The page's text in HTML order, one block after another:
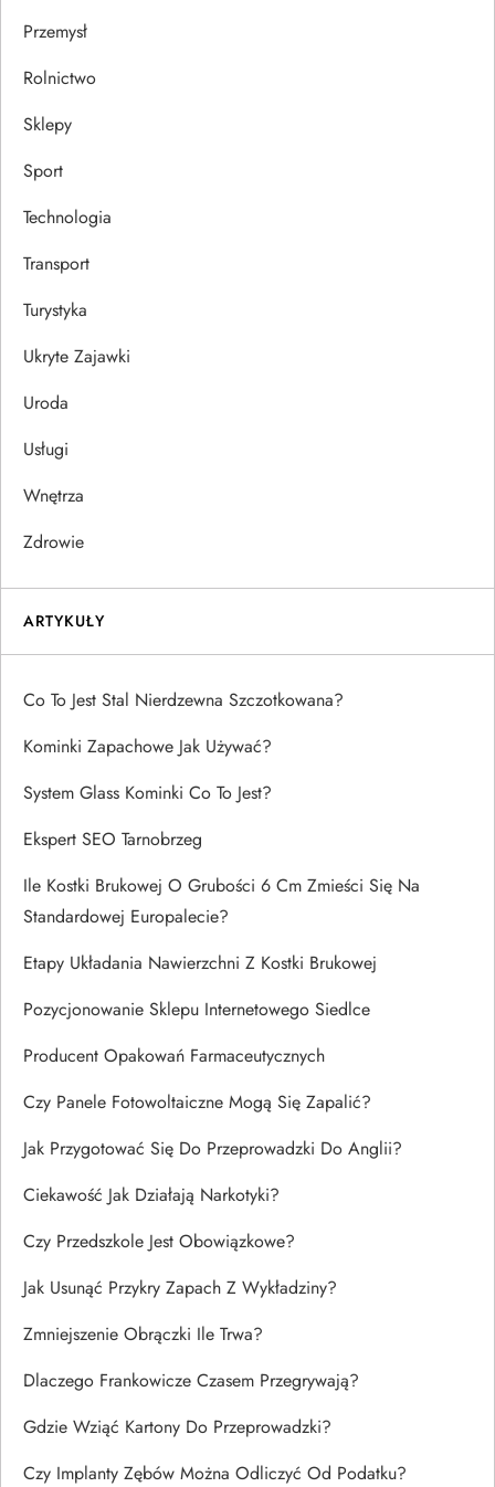
Przemysł
Rolnictwo
Sklepy
Sport
Technologia
Transport
Turystyka
Ukryte Zajawki
Uroda
Usługi
Wnętrza
Zdrowie
ARTYKUŁY
Co To Jest Stal Nierdzewna Szczotkowana?
Kominki Zapachowe Jak Używać?
System Glass Kominki Co To Jest?
Ekspert SEO Tarnobrzeg
Ile Kostki Brukowej O Grubości 6 Cm Zmieści Się Na
Standardowej Europalecie?
Etapy Układania Nawierzchni Z Kostki Brukowej
Pozycjonowanie Sklepu Internetowego Siedlce
Producent Opakowań Farmaceutycznych
Czy Panele Fotowoltaiczne Mogą Się Zapalić?
Jak Przygotować Się Do Przeprowadzki Do Anglii?
Ciekawość Jak Działają Narkotyki?
Czy Przedszkole Jest Obowiązkowe?
Jak Usunąć Przykry Zapach Z Wykładziny?
Zmniejszenie Obrączki Ile Trwa?
Dlaczego Frankowicze Czasem Przegrywają?
Gdzie Wziąć Kartony Do Przeprowadzki?
Czy Implanty Zębów Można Odliczyć Od Podatku?